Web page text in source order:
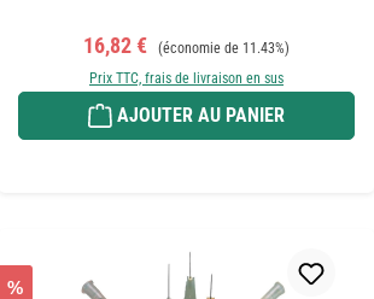
Prix de vente :
16,82 € Prix régulier :
(économie de 11.43%)
Prix TTC, frais de livraison en sus
AJOUTER AU PANIER
%